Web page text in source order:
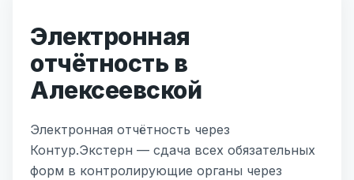
Электронная
отчётность в
Алексеевской
Электронная отчётность через
Контур.Экстерн — сдача всех обязательных
форм в контролирующие органы через